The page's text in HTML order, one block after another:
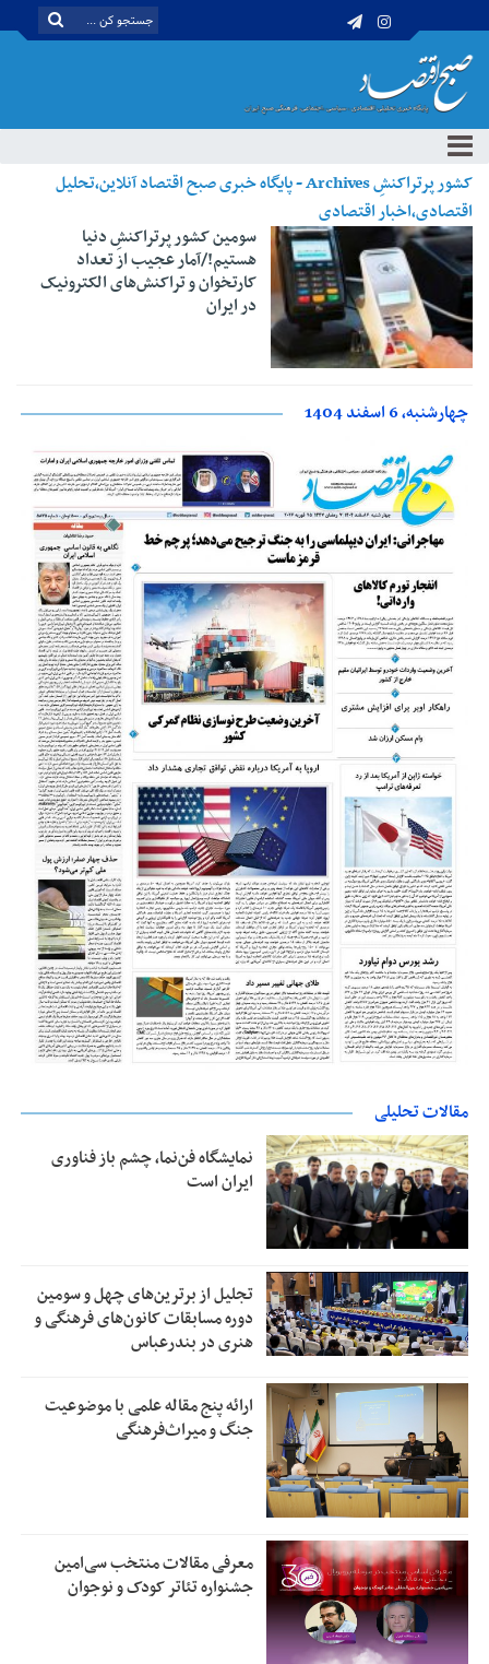
کشور پرتراکنشِ Archives - پایگاه خبری صبح اقتصاد آنلاین،تحلیل
اقتصادی،اخبار اقتصادی
سومین کشور پرتراکنشِ دنیا
هستیم!/آمار عجیب از تعداد
کارتخوان و تراکنش‌های الکترونیک
در ایران
چهارشنبه، 6 اسفند 1404
مقالات تحلیلی
نمایشگاه فن‌نما، چشم باز فناوری
ایران است
تجلیل از بر‌ترین‌های چهل و سومین
دوره مسابقات کانون‌های فرهنگی و
هنری در بندرعباس
ارائه پنج مقاله علمی با موضوعیت
جنگ و میراث‌فرهنگی
معرفی مقالات منتخب سی‌امین
جشنواره تئاتر کودک و نوجوان